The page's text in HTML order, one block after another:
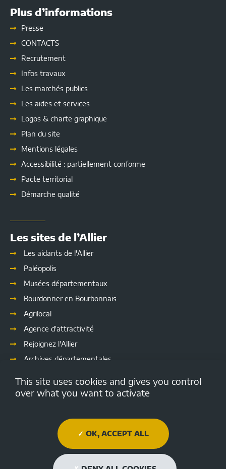
Plus d’informations
Presse
CONTACTS
Recrutement
Infos travaux
Les marchés publics
Les aides et services
Logos & charte graphique
Plan du site
Mentions légales
Accessibilité : partiellement conforme
Pacte territorial
Démarche qualité
Les sites de l’Allier
Les aidants de l'Allier
Paléopolis
Musées départementaux
Bourdonner en Bourbonnais
Agrilocal
Agence d'attractivité
Rejoignez l'Allier
Archives départementales
Culture
Open data de l'Allier
Médiathèque Départementale de l'Allier
Allier tourisme
This site uses cookies and gives you control
over what you want to activate
OK, ACCEPT ALL